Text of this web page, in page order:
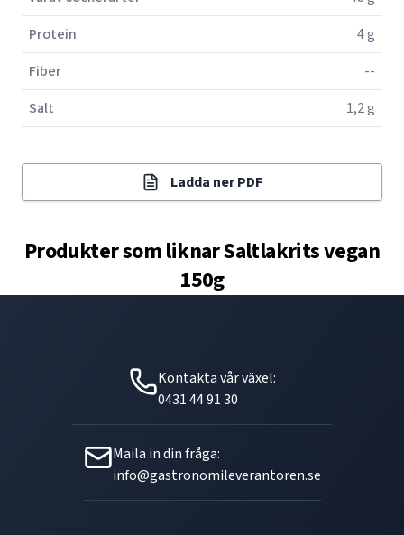
Protein
4 g
Fiber
--
Salt
1,2 g
Ladda ner PDF
Produkter som liknarSaltlakrits vegan
150g
Kontakta vår växel:
0431 44 91 30
Maila in din fråga:
info@gastronomileverantoren.se